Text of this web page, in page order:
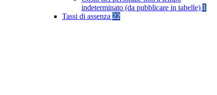
indeterminato (da pubblicare in tabelle) 1
Tassi di assenza 22